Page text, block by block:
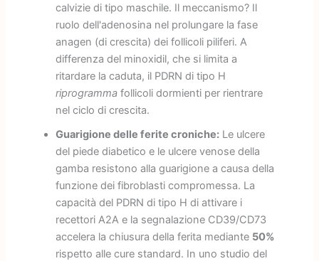
calvizie di tipo maschile. Il meccanismo? Il
ruolo dell'adenosina nel prolungare la fase
anagen (di crescita) dei follicoli piliferi. A
differenza del minoxidil, che si limita a
ritardare la caduta, il PDRN di tipo H
riprogrammafollicoli dormienti per rientrare
nel ciclo di crescita.
Guarigione delle ferite croniche:Le ulcere
del piede diabetico e le ulcere venose della
gamba resistono alla guarigione a causa della
funzione dei fibroblasti compromessa. La
capacità del PDRN di tipo H di attivare i
recettori A2A e la segnalazione CD39/CD73
accelera la chiusura della ferita mediante 50%
rispetto alle cure standard. In uno studio del